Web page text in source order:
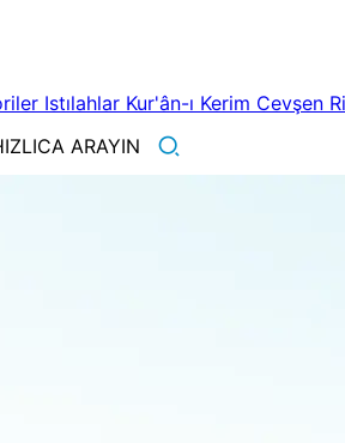
Istılahlar Kur'ân-ı Kerim Cevşen
ARAYIN